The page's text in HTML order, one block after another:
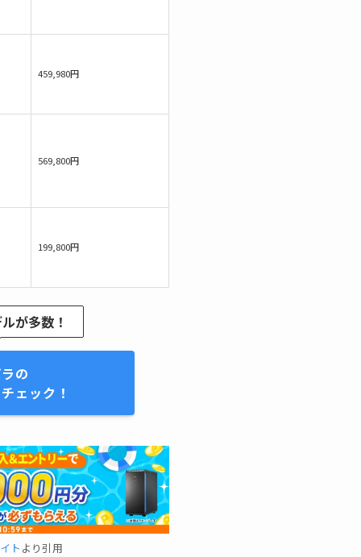
459,980円
569,800円
199,800円
が多数！
の
ェック！
ト より引用